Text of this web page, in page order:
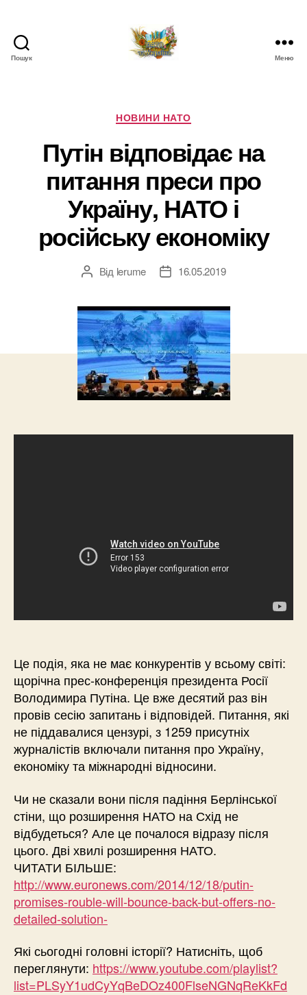
Пошук
Новини
про
НАТО
в
Україні
Меню
Категорії
НОВИНИ НАТО
Путін відповідає на
питання преси про
Україну, НАТО і
російську економіку
Автор
Від lerume
Дата16.05.2019
Це подія, яка не має конкурентів у всьому світі:
щорічна прес-конференція президента Росії
Володимира Путіна. Це вже десятий раз він
провів сесію запитань і відповідей. Питання, які
не піддавалися цензурі, з 1259 присутніх
журналістів включали питання про Україну,
економіку та міжнародні відносини.
Чи не сказали вони після падіння Берлінської
стіни, що розширення НАТО на Схід не
відбудеться? Але це почалося відразу після
цього. Дві хвилі розширення НАТО.
ЧИТАТИ БІЛЬШЕ:
http://www.euronews.com/2014/12/18/putin-
promises-rouble-will-bounce-back-but-offers-no-
detailed-solution-
Які сьогодні головні історії? Натисніть, щоб
переглянути: https://www.youtube.com/playlist?
list=PLSyY1udCyYqBeDOz400FlseNGNqReKkFd